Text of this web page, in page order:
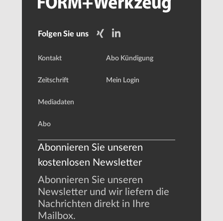
Folgen Sie uns
Kontakt
Zeitschrift
Mediadaten
Abo
Abo Kündigung
Mein Login
Abonnieren Sie unseren
kostenlosen Newsletter
Abonnieren Sie unseren
Newsletter und wir liefern die
Nachrichten direkt in Ihre
Mailbox.